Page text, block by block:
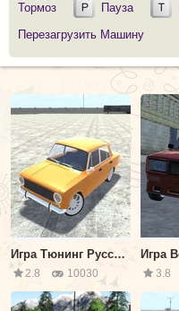
Тормоз Пауза
Перезагрузить Машину
Игра Тюнинг Русских Машин
2.8 10030 3.8